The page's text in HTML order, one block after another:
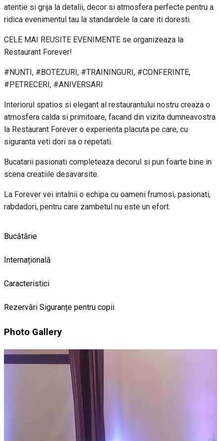
atentie si grija la detalii, decor si atmosfera perfecte pentru a
ridica evenimentul tau la standardele la care iti doresti.
CELE MAI REUSITE EVENIMENTE se organizeaza la
Restaurant Forever!
#NUNTI, #BOTEZURI, #TRAININGURI, #CONFERINTE,
#PETRECERI, #ANIVERSARI
Interiorul spatios si elegant al restaurantului nostru creaza o
atmosfera calda si primitoare, facand din vizita dumneavostra
la Restaurant Forever o experienta placuta pe care, cu
siguranta veti dori sa o repetati.
Bucatarii pasionati completeaza decorul si pun foarte bine in
scena creatiile desavarsite.
La Forever vei intalnii o echipa cu oameni frumosi, pasionati,
rabdadori, pentru care zambetul nu este un efort.
Bucătărie
Internațională
Caracteristici
Rezervări Siguranțe pentru copii
Photo Gallery